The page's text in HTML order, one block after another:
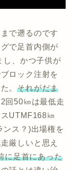
で遡るのです
で足首内側が
し、かつ子供が
ロック注射を
。それがだま
回50㎞は最低走
UTMF168㎞
ンス？)出場権を
厳しいと思え
に足首にあった